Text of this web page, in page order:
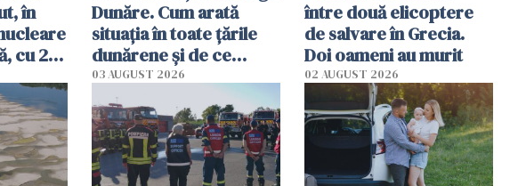
în
cu 2
Dunăre. Cum arată
situația în toate țările
dunărene și de ce
România resimte
efectele, deși a plouat
în iulie
03 AUGUST 2026
între două elicoptere
de salvare în Grecia.
Doi oameni au murit
02 AUGUST 2026